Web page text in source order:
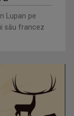
VIDEO
Lupan pe
său francez